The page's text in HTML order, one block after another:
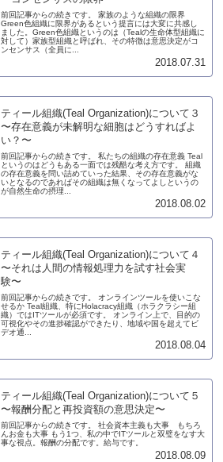
前回記事からの続きです。 家族のような組織の限界
Green色組織に限界があるという提言には大変に共感し
ました。Green色組織というのは（Tealの生命体型組織に
対して）家族型組織と呼ばれ、その特徴は意思決定がコ
ンセンサス（全員に...
2018.07.31
ティール組織(Teal Organization)について３
〜存在意義が未解明な細胞はどうすればよ
い？〜
前回記事からの続きです。 私たちの組織の存在意義 Teal
というのはどうもある一面では残酷な考え方です。 組織
の存在意義を問い詰めていった結果、その存在意義がな
いとなるのであればその組織は無くなってよしというの
が自然生命の摂理...
2018.08.02
ティール組織(Teal Organization)について４
〜それは人間の情報処理力を試す社会実
験〜
前回記事からの続きです。 オンラインツールを使いこな
せるか Teal組織、特にHolacracy組織（ホラクラシー組
織）ではITツールが必須です。 オンライン上で、目的の
可視化やその進捗確認ができたり、地域や国を超えてビ
デオ通...
2018.08.04
ティール組織(Teal Organization)について５
〜報酬分配と再投資額の意思決定〜
前回記事からの続きです。 社会資本主義も大事 もちろ
んお金も大事 もう1つ、私の中でITツールと双璧をなす大
事な視点。報酬の分配です。給与です。
2018.08.09